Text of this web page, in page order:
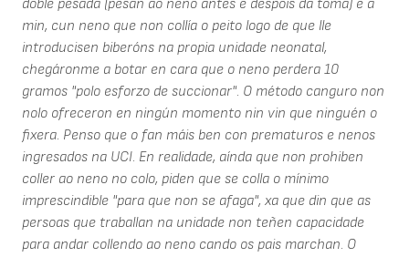
doble pesada (pesan ao neno antes e despois da toma) e a
min, cun neno que non collía o peito logo de que lle
introducisen biberóns na propia unidade neonatal,
chegáronme a botar en cara que o neno perdera 10
gramos "polo esforzo de succionar". O método canguro non
nolo ofreceron en ningún momento nin vin que ninguén o
fixera. Penso que o fan máis ben con prematuros e nenos
ingresados na UCI. En realidade, aínda que non prohiben
coller ao neno no colo, piden que se colla o mínimo
imprescindible "para que non se afaga", xa que din que as
persoas que traballan na unidade non teñen capacidade
para andar collendo ao neno cando os pais marchan. O